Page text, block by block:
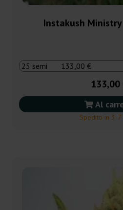
Instakush
133,00
Al
Spedito in 3-7